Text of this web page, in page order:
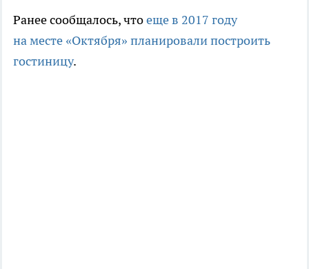
Ранее сообщалось, чтоеще в 2017 году
на месте «Октября» планировали построить
гостиницу.